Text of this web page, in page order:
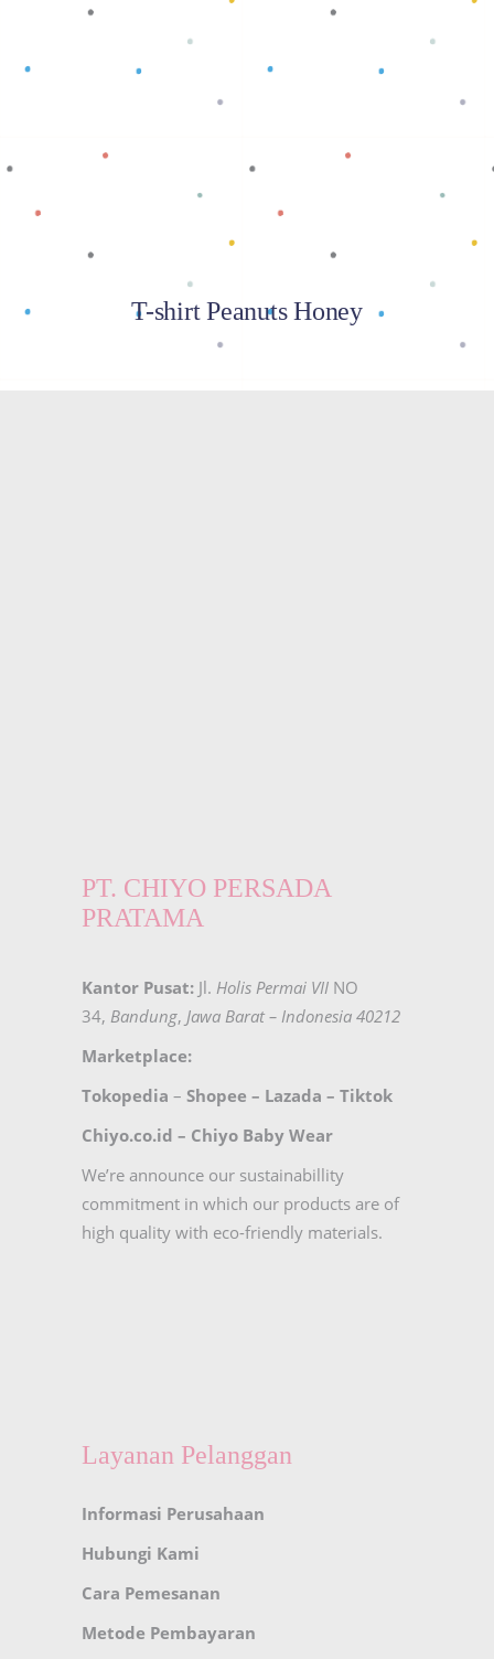
Baca selengkapnya
T-shirt Peanuts Honey
PT. CHIYO PERSADA
PRATAMA
Kantor Pusat: Jl. Holis Permai VII NO
34, Bandung, Jawa Barat – Indonesia 40212
Marketplace:
Tokopedia – Shopee – Lazada – Tiktok
Chiyo.co.id – Chiyo Baby Wear
We’re announce our sustainabillity
commitment in which our products are of
high quality with eco-friendly materials.
Layanan Pelanggan
Informasi Perusahaan
Hubungi Kami
Cara Pemesanan
Metode Pembayaran